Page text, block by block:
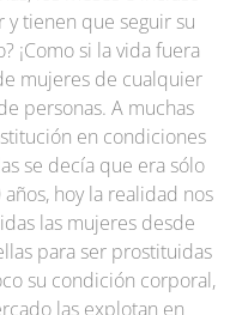
y tienen que seguir su
¡Como si la vida fuera
mujeres de cualquier
personas. A muchas
en condiciones
se decía que era sólo
hoy la realidad nos
las mujeres desde
para ser prostituidas
su condición corporal,
las explotan en